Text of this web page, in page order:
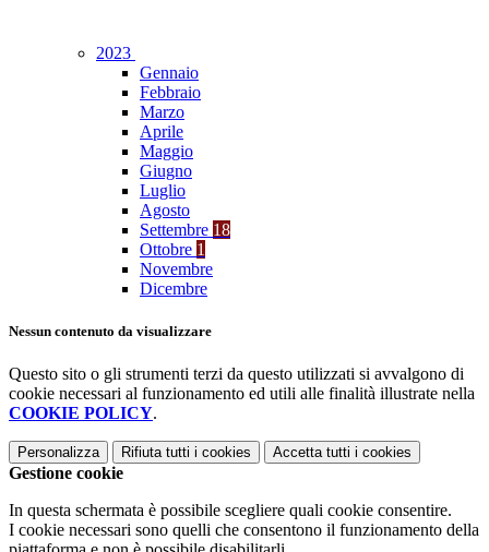
2023
Gennaio
Febbraio
Marzo
Aprile
Maggio
Giugno
Luglio
Agosto
Settembre 18
Ottobre 1
Novembre
Dicembre
Nessun contenuto da visualizzare
Questo sito o gli strumenti terzi da questo utilizzati si avvalgono di
cookie necessari al funzionamento ed utili alle finalità illustrate nella
COOKIE POLICY.
Personalizza Rifiuta tutti i cookies Accetta tutti i cookies
Gestione cookie
In questa schermata è possibile scegliere quali cookie consentire.
I cookie necessari sono quelli che consentono il funzionamento della